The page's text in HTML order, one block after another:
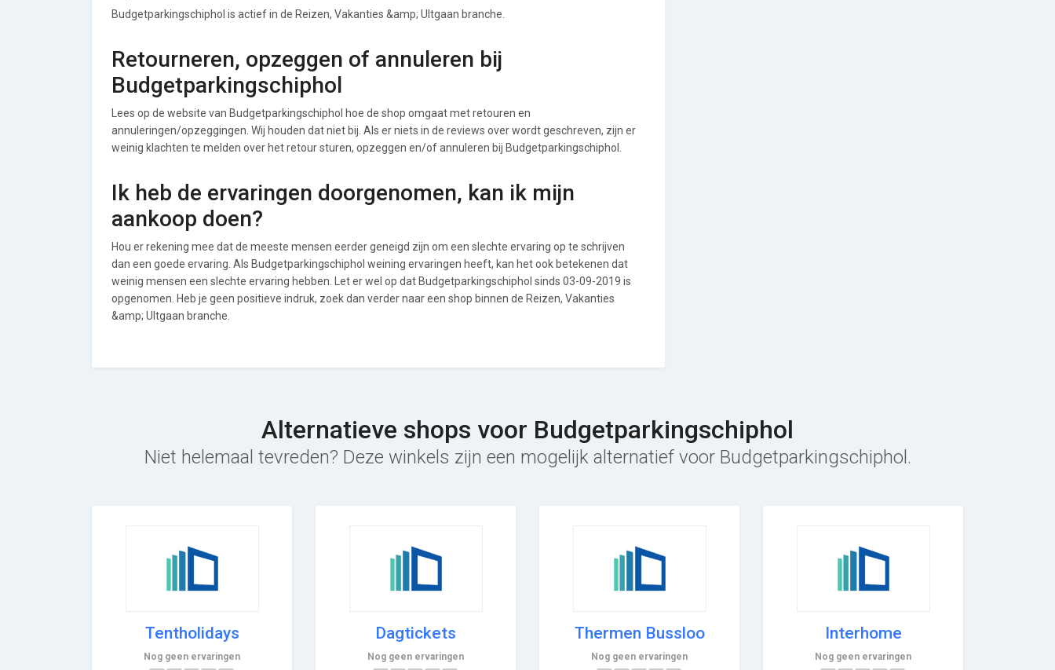
Budgetparkingschiphol is actief in de Reizen, Vakanties &amp; UItgaan branche.
Retourneren, opzeggen of annuleren bij
Budgetparkingschiphol
Lees op de website van Budgetparkingschiphol hoe de shop omgaat met retouren en
annuleringen/opzeggingen. Wij houden dat niet bij. Als er niets in de reviews over wordt geschreven, zijn er
weinig klachten te melden over het retour sturen, opzeggen en/of annuleren bij Budgetparkingschiphol.
Ik heb de ervaringen doorgenomen, kan ik mijn
aankoop doen?
Hou er rekening mee dat de meeste mensen eerder geneigd zijn om een slechte ervaring op te schrijven
dan een goede ervaring. Als Budgetparkingschiphol weining ervaringen heeft, kan het ook betekenen dat
weinig mensen een slechte ervaring hebben. Let er wel op dat Budgetparkingschiphol sinds 03-09-2019 is
opgenomen. Heb je geen positieve indruk, zoek dan verder naar een shop binnen de Reizen, Vakanties
&amp; UItgaan branche.
Alternatieve shops voor Budgetparkingschiphol
Niet helemaal tevreden? Deze winkels zijn een mogelijk alternatief voor Budgetparkingschiphol.
Tentholidays
Nog geen ervaringen
Dagtickets
Nog geen ervaringen
Thermen Bussloo
Nog geen ervaringen
Interhome
Nog geen ervaringen